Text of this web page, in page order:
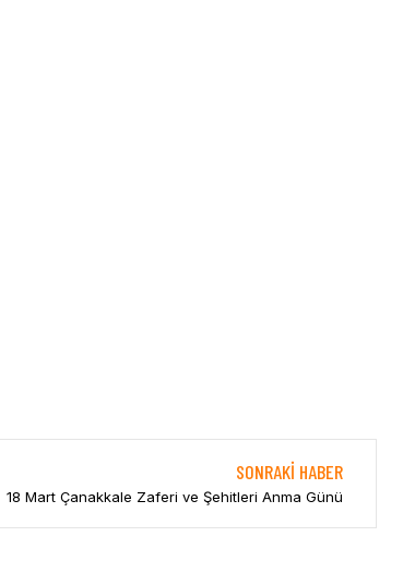
SONRAKI HABER
18 Mart Çanakkale Zaferi ve Şehitleri Anma Günü